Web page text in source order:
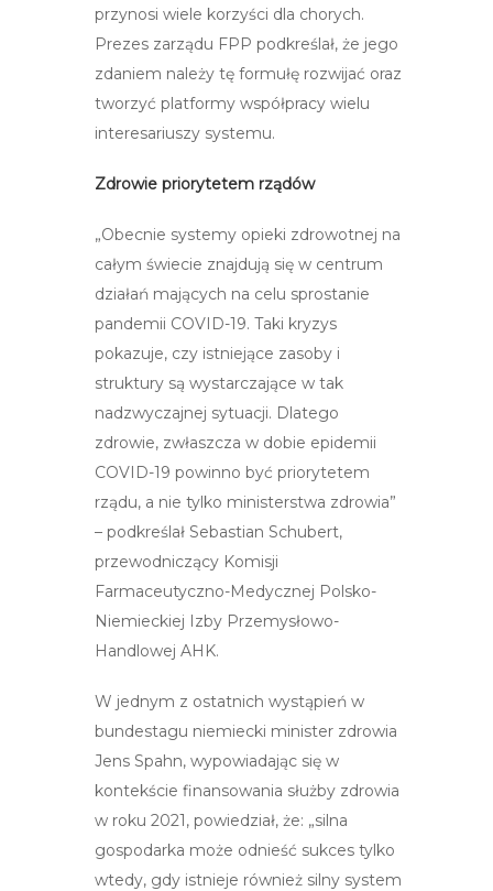
przynosi wiele korzyści dla chorych.
Prezes zarządu FPP podkreślał, że jego
zdaniem należy tę formułę rozwijać oraz
tworzyć platformy współpracy wielu
interesariuszy systemu.
Zdrowie priorytetem rządów
„Obecnie systemy opieki zdrowotnej na
całym świecie znajdują się w centrum
działań mających na celu sprostanie
pandemii COVID-19. Taki kryzys
pokazuje, czy istniejące zasoby i
struktury są wystarczające w tak
nadzwyczajnej sytuacji. Dlatego
zdrowie, zwłaszcza w dobie epidemii
COVID-19 powinno być priorytetem
rządu, a nie tylko ministerstwa zdrowia”
– podkreślał Sebastian Schubert,
przewodniczący Komisji
Farmaceutyczno-Medycznej Polsko-
Niemieckiej Izby Przemysłowo-
Handlowej AHK.
W jednym z ostatnich wystąpień w
bundestagu niemiecki minister zdrowia
Jens Spahn, wypowiadając się w
kontekście finansowania służby zdrowia
w roku 2021, powiedział, że: „silna
gospodarka może odnieść sukces tylko
wtedy, gdy istnieje również silny system